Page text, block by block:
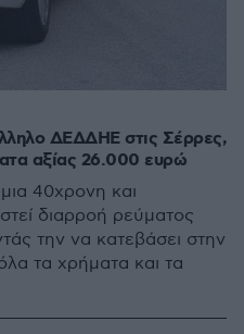
ΔΕΔΔΗΕ στις Σέρρες,
αξίας 26.000 ευρώ
40χρονη και
διαρροή ρεύματος
την να κατεβάσει στην
τα χρήματα και τα